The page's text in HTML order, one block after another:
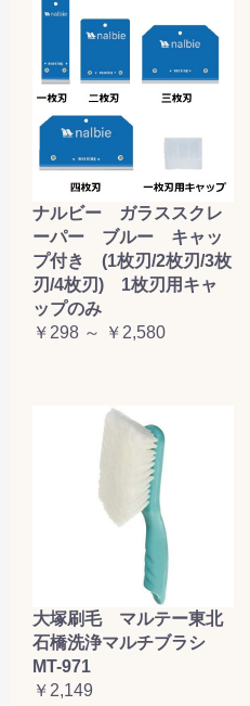
ナルビー ガラススクレ
ーパー ブルー キャッ
プ付き (1枚刃/2枚刃/3枚
刃/4枚刃) 1枚刃用キャ
ップのみ
￥298 ～ ￥2,580
大塚刷毛 マルテー東北
石橋洗浄マルチブラシ
MT-971
￥2,149